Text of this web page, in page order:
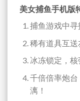
美女捕鱼手机版
捕鱼游戏中寻
稀有道具互送
冰冻锁定，核
千倍倍率炮台
漓！